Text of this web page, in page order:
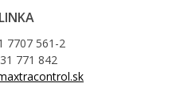
7707 561-2
771 842